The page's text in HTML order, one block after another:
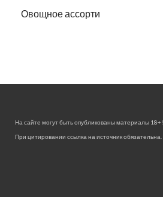
Овощное ассорти
На сайте могут быть опубликованы материалы 18+!
При цитировании ссылка на источник обязательна.